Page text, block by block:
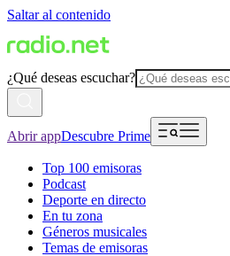
Saltar al contenido
¿Qué deseas escuchar?
Abrir appDescubre Prime
Top 100 emisoras
Podcast
Deporte en directo
En tu zona
Géneros musicales
Temas de emisoras